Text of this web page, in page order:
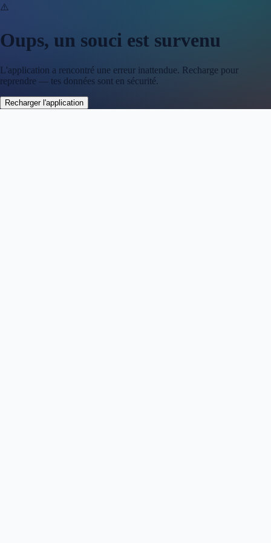
⚠️
Oups, un souci est survenu
L'application a rencontré une erreur inattendue. Recharge pour
reprendre — tes données sont en sécurité.
Recharger l'application